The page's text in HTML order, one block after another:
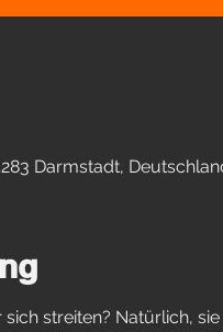
Darmstadt,
streiten? Natürlich,